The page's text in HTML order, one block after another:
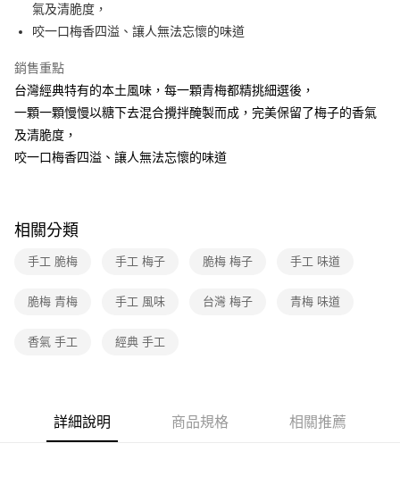
常溫-付款後全家取貨
氣及清脆度，
咬一口梅香四溢、讓人無法忘懷的味道
銷售重點
台灣經典特有的本土風味，每一顆青梅都精挑細選後，
一顆一顆慢慢以糖下去混合攪拌醃製而成，完美保留了梅子的香氣
及清脆度，
咬一口梅香四溢、讓人無法忘懷的味道
相關分類
手工 脆梅 手工 梅子 脆梅 梅子 手工 味道
脆梅 青梅 手工 風味 台灣 梅子 青梅 味道
香氣 手工 經典 手工
詳細說明 商品規格 相關推薦